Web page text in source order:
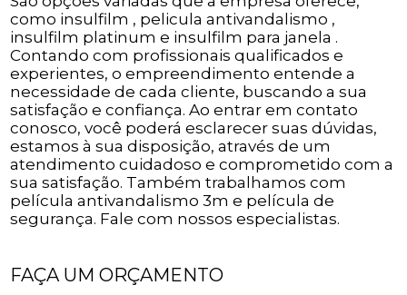
como insulfilm , pelicula antivandalismo ,
insulfilm platinum e insulfilm para janela .
Contando com profissionais qualificados e
experientes, o empreendimento entende a
necessidade de cada cliente, buscando a sua
satisfação e confiança. Ao entrar em contato
conosco, você poderá esclarecer suas dúvidas,
estamos à sua disposição, através de um
atendimento cuidadoso e comprometido com a
sua satisfação. Também trabalhamos com
película antivandalismo 3m e película de
segurança. Fale com nossos especialistas.
FAÇA UM ORÇAMENTO